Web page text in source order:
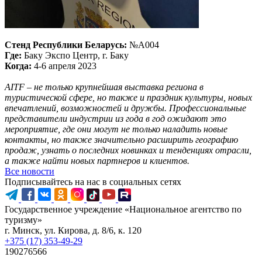
Стенд Республики Беларусь: №А004
Где: Баку Экспо Центр, г. Баку
Когда: 4-6 апреля 2023
AITF – не только крупнейшая выставка региона в
туристической сфере, но также и праздник культуры, новых
впечатлений, возможностей и дружбы. Профессиональные
представители индустрии из года в год ожидают это
мероприятие, где они могут не только наладить новые
контакты, но также значительно расширить географию
продаж, узнать о последних новинках и тенденциях отрасли,
а также найти новых партнеров и клиентов.
Все новости
Подписывайтесь на нас в социальных сетях
Государственное учреждение «Национальное агентство по
туризму»
г. Минск, ул. Кирова, д. 8/6, к. 120
+375 (17) 353-49-29
190276566